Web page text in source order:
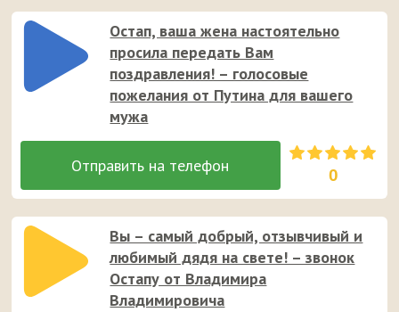
Остап, ваша жена настоятельно
просила передать Вам
поздравления! – голосовые
пожелания от Путина для вашего
мужа
0
Вы – самый добрый, отзывчивый и
любимый дядя на свете! – звонок
Остапу от Владимира
Владимировича